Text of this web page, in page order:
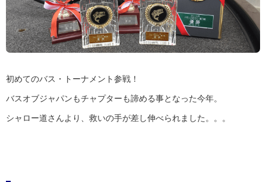
初めてのバス・トーナメント参戦！
バスオブジャパンもチャプターも諦める事となった今年。
シャロー道さんより、救いの手が差し伸べられました。。。